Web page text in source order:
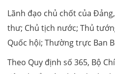
Lãnh đạo chủ chốt của
thư; Chủ tịch nước; Thủ
Quốc hội; Thường trực Ban
Theo Quy định số 365, Bộ